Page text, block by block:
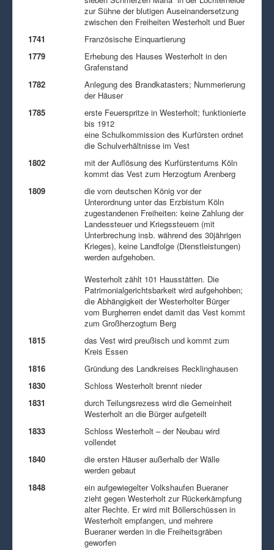
zur Sühne der blutigen Auseinandersetzung
zwischen den Freiheiten Westerholt und Buer
1741
Französische Einquartierung
1779
Erhebung des Hauses Westerholt in den
Grafenstand
1782
Anlegung des Brandkatasters; Nummerierung
der Häuser
1785
erste Feuerspritze in Westerholt; funktionierte
bis 1912
eine Schulkommission des Kurfürsten ordnet
die Schulverhältnisse im Vest
1802
mit der Auflösung des Kurfürstentums Köln
kommt das Vest zum Herzogtum Arenberg
1809
die vom deutschen König vor der
Unterordnung unter das Erzbistum Köln
zugestandenen Freiheiten: keine Zahlung der
Landessteuer und Kriegssteuern (mit
Unterbrechung insb. während des 30jährigen
Krieges), keine Landfolge (Dienstleistungen)
werden aufgehoben.
Westerholt zählt 101 Hausstätten. Die
Patrimonialgerichtsbarkeit wird aufgehohben;
die Abhängigkeit der Westerholter Bürger
vom Burgherren endet damit das Vest kommt
zum Großherzogtum Berg
1815
das Vest wird preußisch und kommt zum
Kreis Essen
1816
Gründung des Landkreises Recklinghausen
1830
Schloss Westerholt brennt nieder
1831
durch Teilungsrezess wird die Gemeinheit
Westerholt an die Bürger aufgeteilt
1833
Schloss Westerholt – der Neubau wird
vollendet
1840
die ersten Häuser außerhalb der Wälle
werden gebaut
1848
ein aufgewiegelter Volkshaufen Bueraner
zieht gegen Westerholt zur Rückerkämpfung
alter Rechte. Er wird mit Böllerschüssen in
Westerholt empfangen, und mehrere
Bueraner werden in die Freiheitsgräben
geworfen